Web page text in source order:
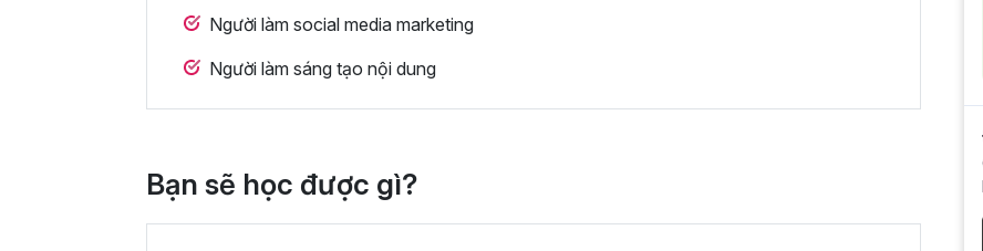
Người làm social media marketing
Người làm sáng tạo nội dung
Bạn sẽ học được gì?